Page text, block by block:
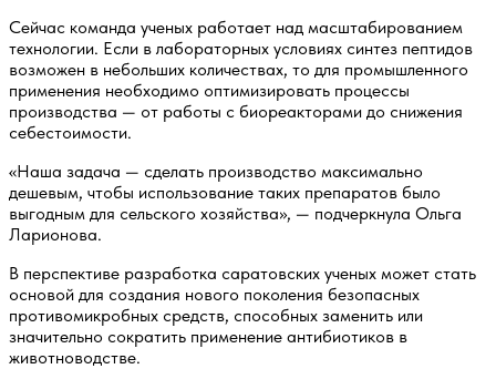
Сейчас команда ученых работает над масштабированием
технологии. Если в лабораторных условиях синтез пептидов
возможен в небольших количествах, то для промышленного
применения необходимо оптимизировать процессы
производства — от работы с биореакторами до снижения
себестоимости.
«Наша задача — сделать производство максимально
дешевым, чтобы использование таких препаратов было
выгодным для сельского хозяйства», — подчеркнула Ольга
Ларионова.
В перспективе разработка саратовских ученых может стать
основой для создания нового поколения безопасных
противомикробных средств, способных заменить или
значительно сократить применение антибиотиков в
животноводстве.